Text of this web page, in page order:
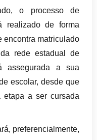
o processo de
realizado de forma
encontra matriculado
rede estadual de
assegurada a sua
escolar, desde que
etapa a ser cursada
preferencialmente,